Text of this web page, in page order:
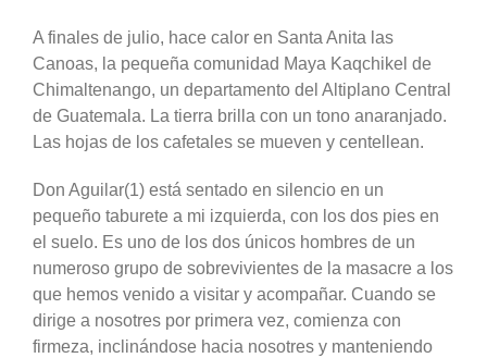
A finales de julio, hace calor en Santa Anita las
Canoas, la pequeña comunidad Maya Kaqchikel de
Chimaltenango, un departamento del Altiplano Central
de Guatemala. La tierra brilla con un tono anaranjado.
Las hojas de los cafetales se mueven y centellean.
Don Aguilar(1) está sentado en silencio en un
pequeño taburete a mi izquierda, con los dos pies en
el suelo. Es uno de los dos únicos hombres de un
numeroso grupo de sobrevivientes de la masacre a los
que hemos venido a visitar y acompañar. Cuando se
dirige a nosotres por primera vez, comienza con
firmeza, inclinándose hacia nosotres y manteniendo